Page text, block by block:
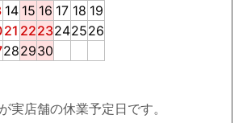
14 15 16 17 18 19
21 2223242526
282930
実店舗の休業予定日です。